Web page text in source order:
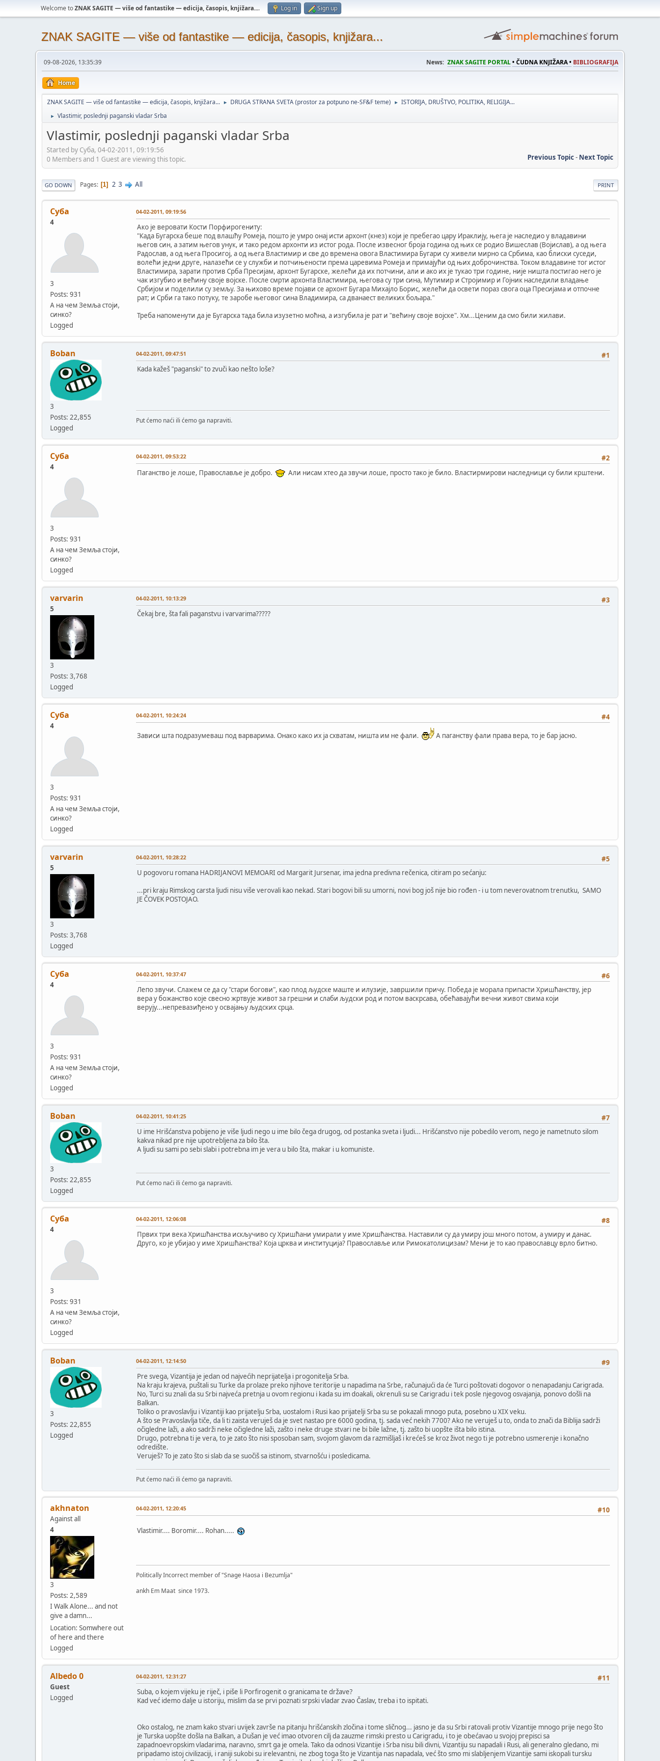
Welcome toZNAK SAGITE — više od fantastike — edicija, časopis, knjižara.... Log in Sign up
ZNAK SAGITE — više od fantastike — edicija, časopis, knjižara...
09-08-2026, 13:35:39 News: ZNAK SAGITE PORTAL• ČUDNA KNJIŽARA • BIBLIOGRAFIJA
Home
ZNAK SAGITE — više od fantastike — edicija, časopis, knjižara... ► DRUGA STRANA SVETA (prostor za potpuno ne-SF&F teme) ► ISTORIJA, DRUŠTVO, POLITIKA, RELIGIJA...
► Vlastimir, poslednji paganski vladar Srba
Vlastimir, poslednji paganski vladar Srba
Started by Суба, 04-02-2011, 09:19:56
Previous Topic- Next Topic
0 Members and 1 Guest are viewing this topic.
PRINT
GO DOWN Pages 1 2 3 All
Суба
4
3
Posts: 931
А на чем Земља стоји,
синко?
Logged
04-02-2011, 09:19:56
Ако је веровати Кости Порфирогениту:
"Када Бугарска беше под влашћу Ромеја, пошто је умро онај исти архонт (кнез) који је пребегао цару Ираклију, њега је наследио у владавини
његов син, а затим његов унук, и тако редом архонти из истог рода. После извесног броја година од њих се родио Вишеслав (Војислав), а од њега
Радослав, а од њега Просигој, а од њега Властимир и све до времена овога Властимира Бугари су живели мирно са Србима, као блиски суседи,
волећи једни друге, налазећи се у служби и потчињености према царевима Ромеја и примајући од њих доброчинства. Током владавине тог истог
Властимира, зарати против Срба Пресијам, архонт Бугарске, желећи да их потчини, али и ако их је тукао три године, није ништа постигао него је
чак изгубио и већину своје војске. После смрти архонта Властимира, његова су три сина, Мутимир и Стројимир и Гојник наследили владање
Србијом и поделили су земљу. За њихово време појави се архонт Бугара Михајло Борис, желећи да освети пораз свога оца Пресијама и отпочне
рат; и Срби га тако потуку, те заробе његовог сина Владимира, са дванаест великих бољара."
Треба напоменути да је Бугарска тада била изузетно моћна, а изгубила је рат и "већину своје војске". Хм...Ценим да смо били жилави.
Boban
3
Posts: 22,855
Logged
#1
04-02-2011, 09:47:51
Kada kažeš "paganski" to zvuči kao nešto loše?
Put ćemo naći ili ćemo ga napraviti.
Суба
4
3
Posts: 931
А на чем Земља стоји,
синко?
Logged
#2
04-02-2011, 09:53:22
Паганство је лоше, Православље је добро. Али нисам хтео да звучи лоше, просто тако је било. Властирмирови наследници су били крштени.
varvarin
5
3
Posts: 3,768
Logged
#3
04-02-2011, 10:13:29
Čekaj bre, šta fali paganstvu i varvarima?????
Суба
4
3
Posts: 931
А на чем Земља стоји,
синко?
Logged
#4
04-02-2011, 10:24:24
Зависи шта подразумеваш под варварима. Онако како их ја схватам, ништа им не фали. А паганству фали права вера, то је бар јасно.
varvarin
5
3
Posts: 3,768
Logged
#5
04-02-2011, 10:28:22
U pogovoru romana HADRIJANOVI MEMOARI od Margarit Jursenar, ima jedna predivna rečenica, citiram po sećanju:
...pri kraju Rimskog carsta ljudi nisu više verovali kao nekad. Stari bogovi bili su umorni, novi bog još nije bio rođen - i u tom neverovatnom trenutku, SAMO
JE ČOVEK POSTOJAO.
Суба
4
3
Posts: 931
А на чем Земља стоји,
синко?
Logged
#6
04-02-2011, 10:37:47
Лепо звучи. Слажем се да су "стари богови", као плод људске маште и илузије, завршили причу. Победа је морала припасти Хришћанству, јер
вера у божанство које свесно жртвује живот за грешни и слаби људски род и потом васкрсава, обећавајући вечни живот свима који
верују...непревазиђено у освајању људских срца.
Boban
3
Posts: 22,855
Logged
#7
04-02-2011, 10:41:25
U ime Hrišćanstva pobijeno je više ljudi nego u ime bilo čega drugog, od postanka sveta i ljudi... Hrišćanstvo nije pobedilo verom, nego je nametnuto silom
kakva nikad pre nije upotrebljena za bilo šta.
A ljudi su sami po sebi slabi i potrebna im je vera u bilo šta, makar i u komuniste.
Put ćemo naći ili ćemo ga napraviti.
Суба
4
3
Posts: 931
А на чем Земља стоји,
синко?
Logged
#8
04-02-2011, 12:06:08
Првих три века Хришћанства искључиво су Хришћани умирали у име Хришћанства. Наставили су да умиру још много потом, а умиру и данас.
Друго, ко је убијао у име Хришћанства? Која црква и институција? Православље или Римокатолицизам? Мени је то као православцу врло битно.
Boban
3
Posts: 22,855
Logged
#9
04-02-2011, 12:14:50
Pre svega, Vizantija je jedan od najvećih neprijatelja i progonitelja Srba.
Na kraju krajeva, puštali su Turke da prolaze preko njihove teritorije u napadima na Srbe, računajući da će Turci poštovati dogovor o nenapadanju Carigrada.
No, Turci su znali da su Srbi najveća pretnja u ovom regionu i kada su im doakali, okrenuli su se Carigradu i tek posle njegovog osvajanja, ponovo došli na
Balkan.
Toliko o pravoslavlju i Vizantiji kao prijatelju Srba, uostalom i Rusi kao prijatelji Srba su se pokazali mnogo puta, posebno u XIX veku.
A što se Pravoslavlja tiče, da li ti zaista veruješ da je svet nastao pre 6000 godina, tj. sada već nekih 7700? Ako ne veruješ u to, onda to znači da Biblija sadrži
očigledne laži, a ako sadrži neke očigledne laži, zašto i neke druge stvari ne bi bile lažne, tj. zašto bi uopšte išta bilo istina.
Drugo, potrebna ti je vera, to je zato što nisi sposoban sam, svojom glavom da razmišljaš i krećeš se kroz život nego ti je potrebno usmerenje i konačno
odredište.
Veruješ? To je zato što si slab da se suočiš sa istinom, stvarnošću i posledicama.
Put ćemo naći ili ćemo ga napraviti.
akhnaton
Against all
4
3
Posts: 2,589
I Walk Alone... and not
give a damn...
Location: Somwhere out
of here and there
Logged
#10
04-02-2011, 12:20:45
Vlastimir.... Boromir.... Rohan.....
Politically Incorrect member of "Snage Haosa i Bezumlja"
ankh Em Maat since 1973.
Albedo 0
Guest
Logged
#11
04-02-2011, 12:31:27
Suba, o kojem vijeku je riječ, i piše li Porfirogenit o granicama te države?
Kad već idemo dalje u istoriju, mislim da se prvi poznati srpski vladar zvao Časlav, treba i to ispitati.
Oko ostalog, ne znam kako stvari uvijek završe na pitanju hrišćanskih zločina i tome sličnog... jasno je da su Srbi ratovali protiv Vizantije mnogo prije nego što
je Turska uopšte došla na Balkan, a Dušan je već imao otvoren cilj da zauzme rimski presto u Carigradu, i to je obećavao u svojoj prepisci sa
zapadnoevropskim vladarima, naravno, smrt ga je omela. Tako da odnosi Vizantije i Srba nisu bili divni, Vizantiju su napadali i Rusi, ali generalno gledano, mi
pripadamo istoj civilizaciji, i raniji sukobi su irelevantni, ne zbog toga što je Vizantija nas napadala, već što smo mi slabljenjem Vizantije sami iskopali tursku